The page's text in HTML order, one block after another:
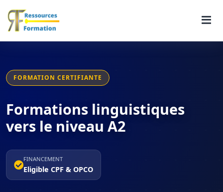
FORMATION CERTIFIANTE
Formations linguistiques
vers le niveau A2
FINANCEMENT
Eligible CPF & OPCO